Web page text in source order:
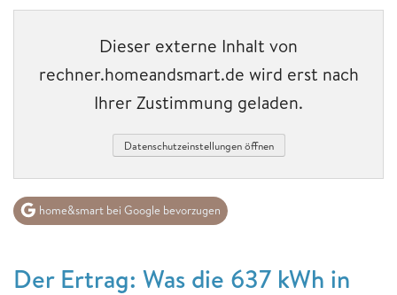
Dieser externe Inhalt von
rechner.homeandsmart.de wird erst nach
Ihrer Zustimmung geladen.
Datenschutzeinstellungen öffnen
home&smart bei Google bevorzugen
Der Ertrag: Was die 637 kWh in